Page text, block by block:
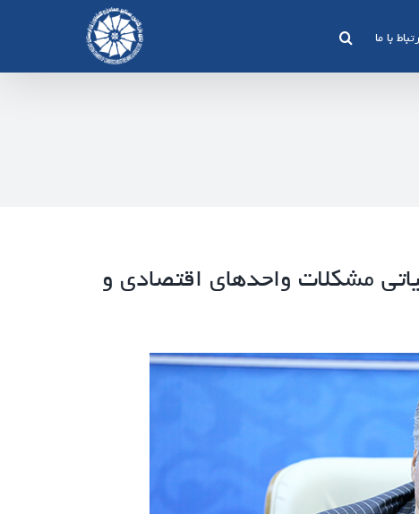
با ما
مشکلات واحدهای اقتصادی و